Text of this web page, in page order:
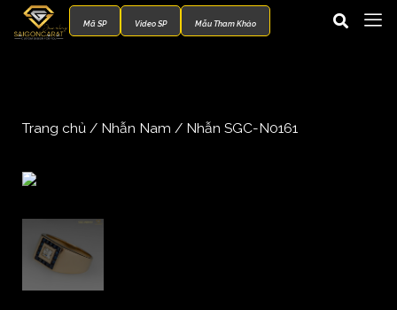
Mã SP Video SP Mẫu Tham Khảo
Trang chủ / Nhẫn Nam / Nhẫn SGC-N0161